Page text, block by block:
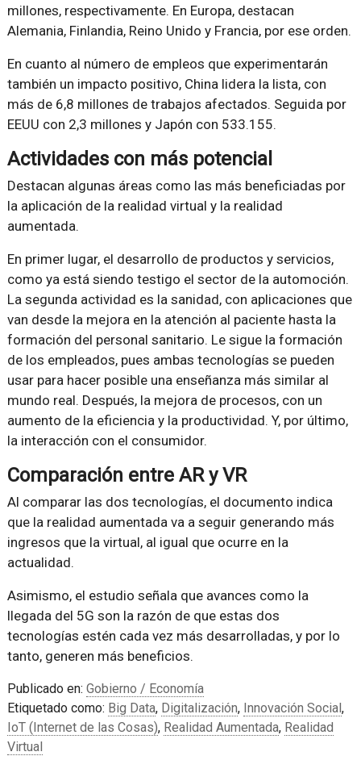
millones, respectivamente. En Europa, destacan
Alemania, Finlandia, Reino Unido y Francia, por ese orden.
En cuanto al número de empleos que experimentarán
también un impacto positivo, China lidera la lista, con
más de 6,8 millones de trabajos afectados. Seguida por
EEUU con 2,3 millones y Japón con 533.155.
Actividades con más potencial
Destacan algunas áreas como las más beneficiadas por
la aplicación de la realidad virtual y la realidad
aumentada.
En primer lugar, el desarrollo de productos y servicios,
como ya está siendo testigo el sector de la automoción.
La segunda actividad es la sanidad, con aplicaciones que
van desde la mejora en la atención al paciente hasta la
formación del personal sanitario. Le sigue la formación
de los empleados, pues ambas tecnologías se pueden
usar para hacer posible una enseñanza más similar al
mundo real. Después, la mejora de procesos, con un
aumento de la eficiencia y la productividad. Y, por último,
la interacción con el consumidor.
Comparación entre AR y VR
Al comparar las dos tecnologías, el documento indica
que la realidad aumentada va a seguir generando más
ingresos que la virtual, al igual que ocurre en la
actualidad.
Asimismo, el estudio señala que avances como la
llegada del 5G son la razón de que estas dos
tecnologías estén cada vez más desarrolladas, y por lo
tanto, generen más beneficios.
Publicado en: Gobierno / Economía
Etiquetado como: Big Data, Digitalización, Innovación Social ,
IoT (Internet de las Cosas), Realidad Aumentada, Realidad
Virtual